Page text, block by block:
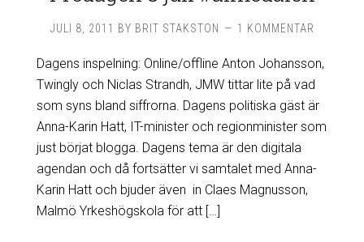
JULI 8, 2011 BY BRIT STAKSTON 1 KOMMENTAR
Dagens inspelning: Online/offline Anton Johansson,
Twingly och Niclas Strandh, JMW tittar lite på vad
som syns bland siffrorna. Dagens politiska gäst är
Anna-Karin Hatt, IT-minister och regionminister som
just börjat blogga. Dagens tema är den digitala
agendan och då fortsätter vi samtalet med Anna-
Karin Hatt och bjuder även in Claes Magnusson,
Malmö Yrkeshögskola för att […]